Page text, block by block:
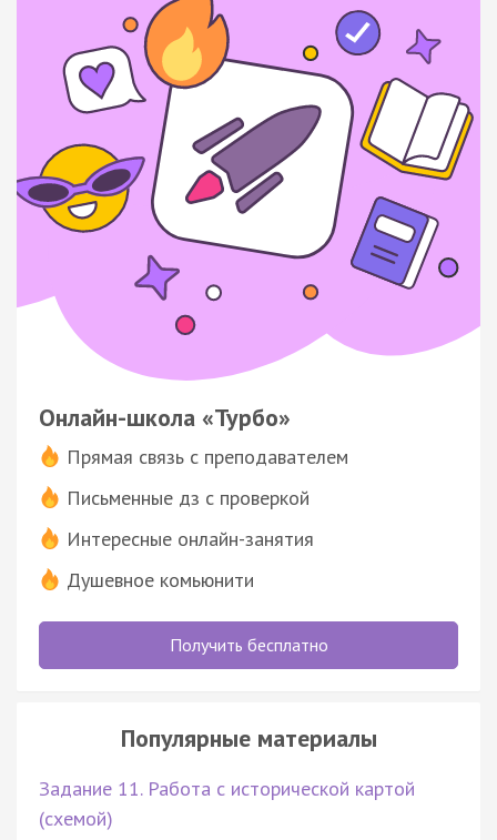
Онлайн-школа «Турбо»
Прямая связь с преподавателем
Письменные дз с проверкой
Интересные онлайн-занятия
Душевное комьюнити
Получить бесплатно
Популярные материалы
Задание 11. Работа с исторической картой
(схемой)